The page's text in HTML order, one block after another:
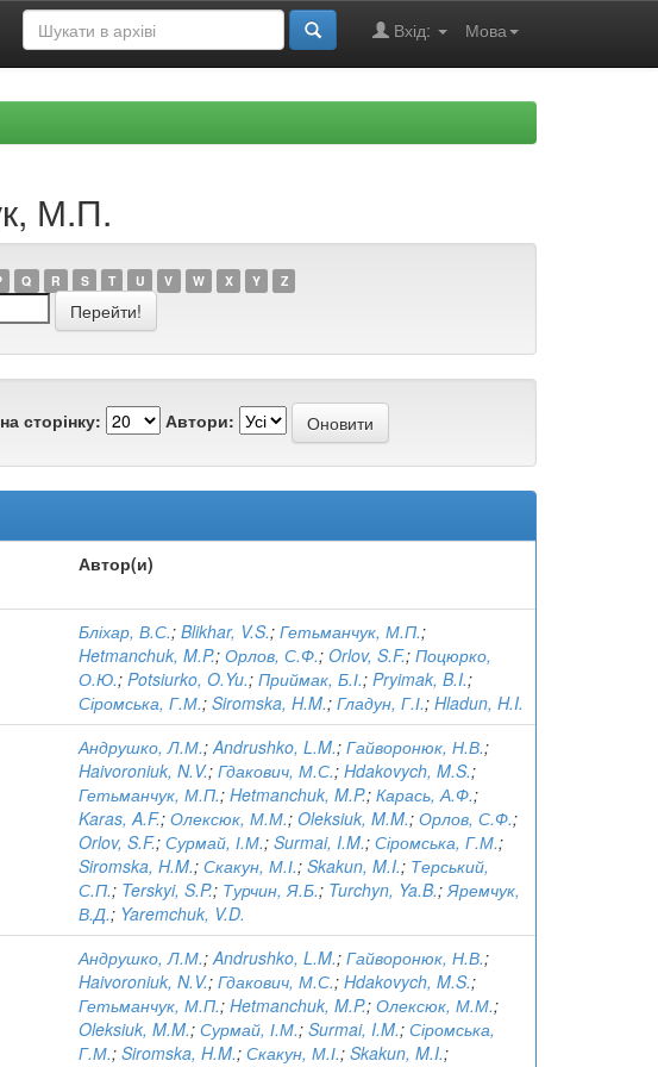
Мова
Вхід:
М.П.
Q R S T U V W X Y Z
сторінку: Автори:
Автор(и)
Бліхар, В.С.; Blikhar, V.S.; Гетьманчук, М.П.;
Hetmanchuk, M.P.; Орлов, С.Ф.; Orlov, S.F.; Поцюрко,
О.Ю.; Potsiurko, O.Yu.; Приймак, Б.І.; Pryimak, B.I.;
Сіромська, Г.М.; Siromska, H.M.; Гладун, Г.І.; Hladun, H.I.
Андрушко, Л.М.;Andrushko, L.M.; Гайворонюк, Н.В.;
Haivoroniuk, N.V.; Гдакович, М.С.; Hdakovych, M.S.;
Гетьманчук, М.П.; Hetmanchuk, M.P.; Карась, А.Ф.;
Karas, A.F.; Олексюк, М.М.; Oleksiuk, M.M.; Орлов, С.Ф.;
Orlov, S.F.; Сурмай, І.М.; Surmai, I.M.; Сіромська, Г.М.;
Siromska, H.M.; Скакун, М.І.; Skakun, M.I.; Терський,
С.П.; Terskyi, S.P.; Турчин, Я.Б.; Turchyn, Ya.B.;Яремчук,
В.Д.; Yaremchuk, V.D.
Андрушко, Л.М.;Andrushko, L.M.; Гайворонюк, Н.В.;
Haivoroniuk, N.V.; Гдакович, М.С.; Hdakovych, M.S.;
Гетьманчук, М.П.; Hetmanchuk, M.P.; Олексюк, М.М.;
Oleksiuk, M.M.; Сурмай, І.М.; Surmai, I.M.; Сіромська,
Г.М.; Siromska, H.M.; Скакун, М.І.; Skakun, M.I.;